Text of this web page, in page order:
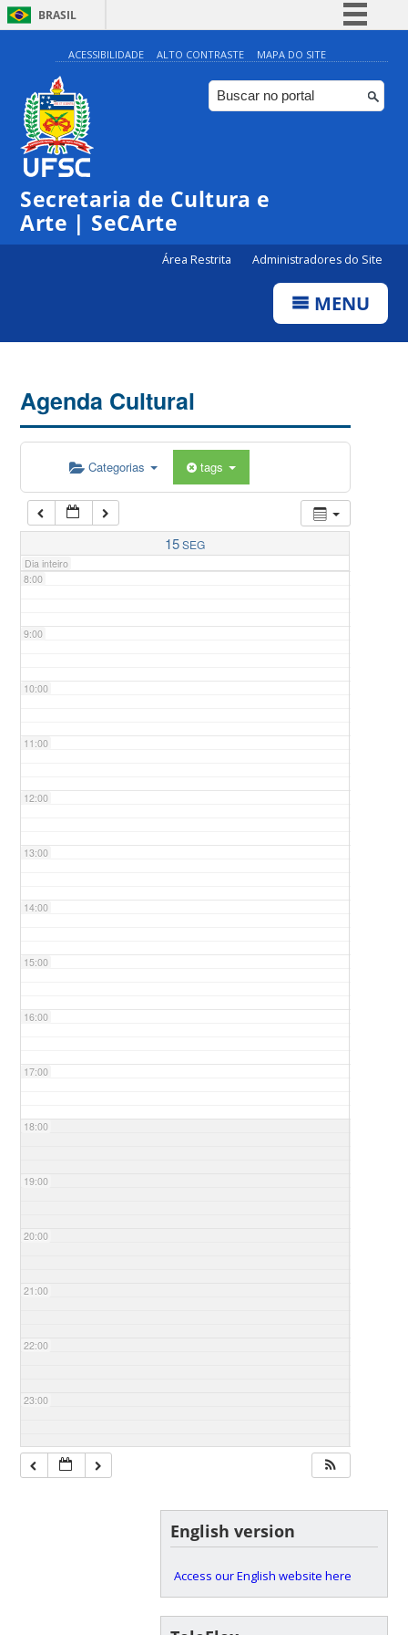
BRASIL
Simplifique!
Comunica BR
Participe
ACESSIBILIDADE ALTO CONTRASTE MAPA DO SITE
Secretaria de Cultura e
Arte | SeCArte
Área Restrita Administradores do Site
MENU
Agenda Cultural
Categorias tags
15SEG
Dia inteiro
0:00
1:00
5:00
7:00
8:00
9:00
10:00
11:00
12:00
13:00
14:00
15:00
16:00
17:00
18:00
19:00
20:00
21:00
22:00
23:00
English version
Access our English website here